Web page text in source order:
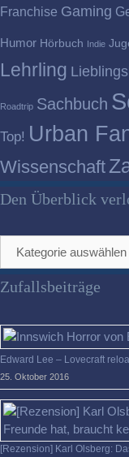
Franchise Gaming
Humor Hörbuch Indie
Lehrling
Roadtrip Sachbuch
Top! Urban
Wissenschaft
Den Überblick
Überblick
verloren?
Zufallsbeiträge
Edward Lee – Lovecraft
25. Oktober 2016
[Rezension] Karl Olsberg: